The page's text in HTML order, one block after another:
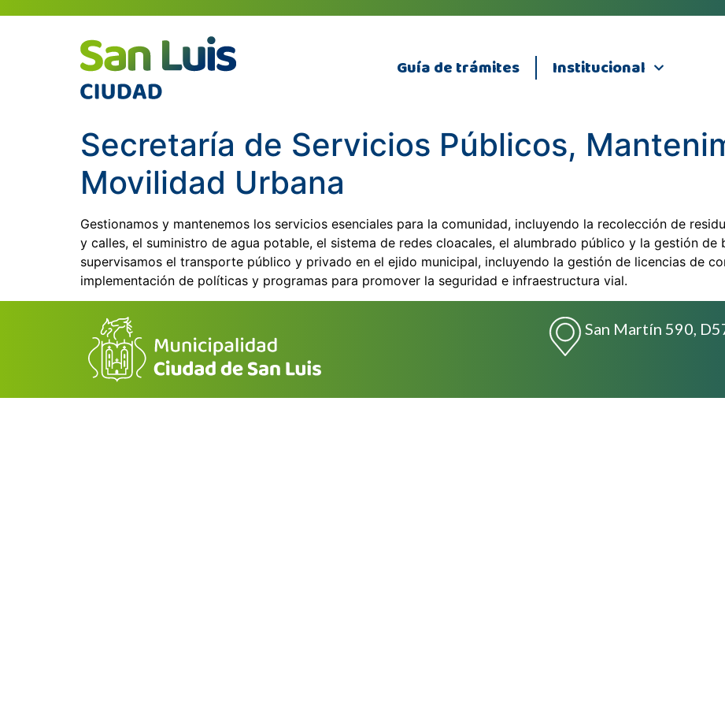
Guía de trámites Institucional
Secretaría de Servicios Públicos,
Movilidad Urbana
Gestionamos y mantenemos los servicios esenciales para la comunidad, incluyendo la recolección de
y calles, el suministro de agua potable, el sistema de redes cloacales, el alumbrado público y la gestión de
supervisamos el transporte público y privado en el ejido municipal, incluyendo la gestión de licencias de
implementación de políticas y programas para promover la seguridad e infraestructura vial.
San Martín 590,